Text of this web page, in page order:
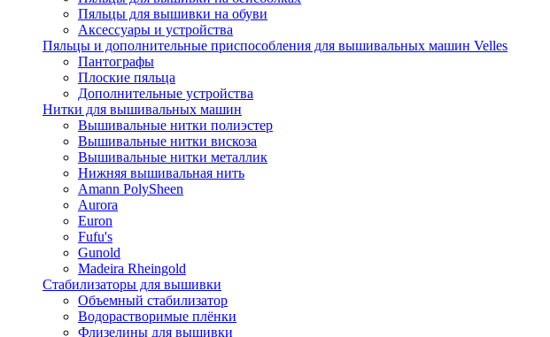
Пяльцы для вышивки на обуви
Аксессуары и устройства
Пяльцы и дополнительные приспособления для вышивальных машин Velles
Пантографы
Плоские пяльца
Дополнительные устройства
Нитки для вышивальных машин
Вышивальные нитки полиэстер
Вышивальные нитки вискоза
Вышивальные нитки металлик
Нижняя вышивальная нить
Amann PolySheen
Aurora
Euron
Fufu's
Gunold
Madeira Rheingold
Стабилизаторы для вышивки
Объемный стабилизатор
Водорастворимые плёнки
Флизелины для вышивки